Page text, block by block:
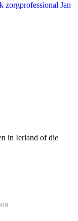
zorgprofessional Jan
in Ierland of die